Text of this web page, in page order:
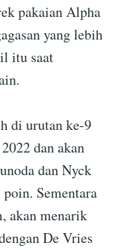
pakaian Alpha
yang lebih
itu saat
di urutan ke-9
dan akan
dan Nyck
Sementara
akan menarik
De Vries